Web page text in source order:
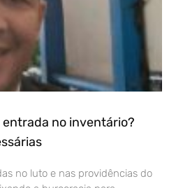
entrada no inventário?
no luto e nas providências do